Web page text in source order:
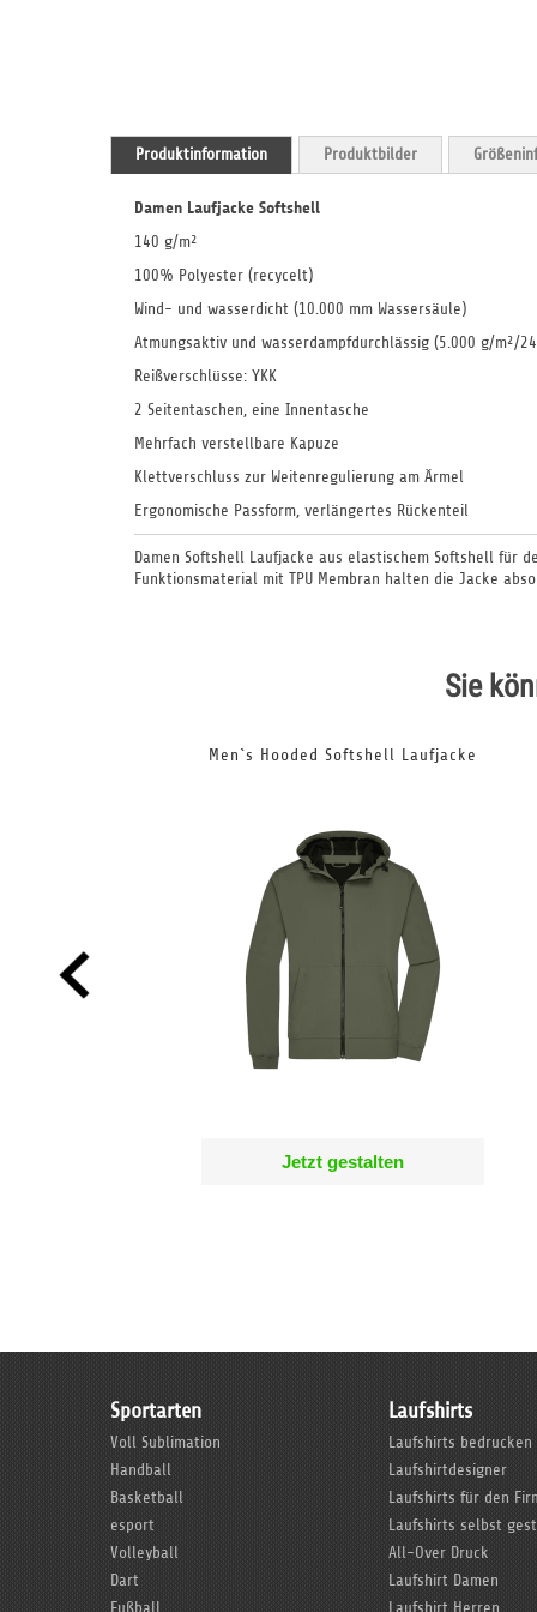
Produktinformation
Damen Laufjacke Softshell
140 g/m²
100% Polyester (recycelt)
Wind- und wasserdicht (10.000 mm Wassersäule)
Atmungsaktiv und wasserdampfdurchlässig (5.000 g/m²/
Reißverschlüsse: YKK
2 Seitentaschen, eine Innentasche
Mehrfach verstellbare Kapuze
Klettverschluss zur Weitenregulierung am Ärmel
Ergonomische Passform, verlängertes Rückenteil
Damen Softshell Laufjacke aus elastischem Softshell für
Funktionsmaterial mit TPU Membran halten die Jacke
Produktbilder
Sie
Men`s Hooded Softshell Laufjacke
Jetzt gestalten
Sportarten
Voll Sublimation
Handball
Basketball
esport
Volleyball
Dart
Fußball
Laufshirts
Laufshirts bedrucken
Laufshirtdesigner
Laufshirts für den
Laufshirts selbst
All-Over Druck
Laufshirt Damen
Laufshirt Herren